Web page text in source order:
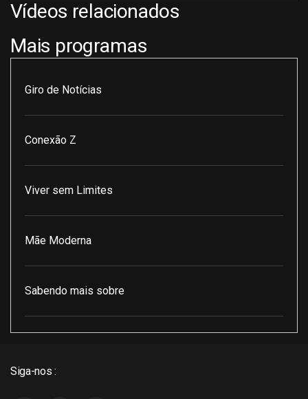
Vídeos relacionados
Mais programas
Giro de Notícias
Conexão Z
Viver sem Limites
Mãe Moderna
Sabendo mais sobre
Siga-nos :